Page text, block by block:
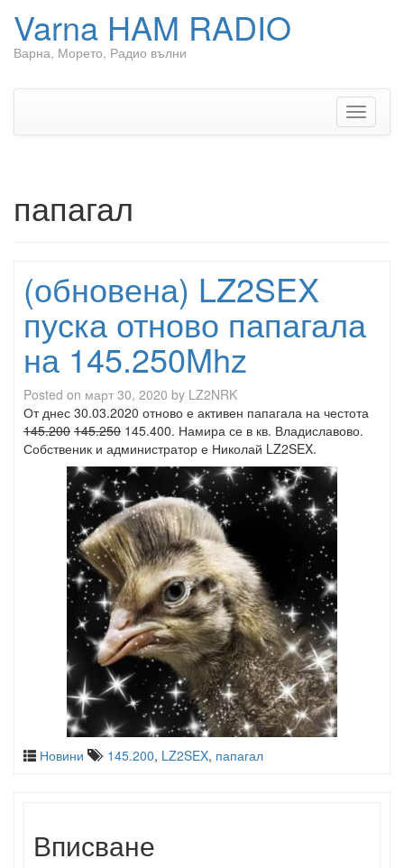
Varna HAM RADIO
Варна, Морето, Радио вълни
Toggle
папагал
(обновена) LZ2SEX
пуска отново папагала
на 145.250Mhz
Posted on март 30, 2020 by LZ2NRK
От днес 30.03.2020 отново е активен папагала на честота
145.200 145.250 145.400. Намира се в кв. Владиславово.
Собственик и администратор е Николай LZ2SEX.
Новини 145.200, LZ2SEX, папагал
Вписване